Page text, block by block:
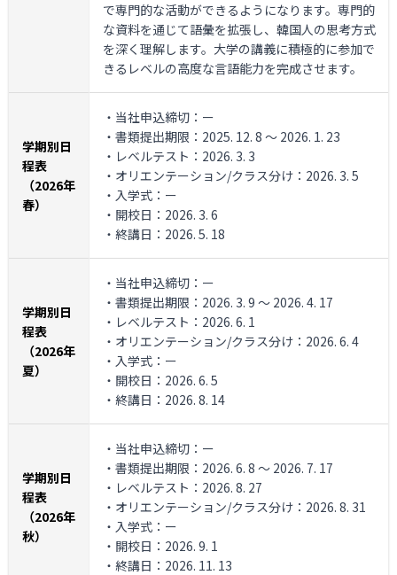
で専門的な活動ができるようになります。専門的
な資料を通じて語彙を拡張し、韓国人の思考方式
を深く理解します。大学の講義に積極的に参加で
きるレベルの高度な言語能力を完成させます。
学期別日
程表
（2026年
春）
・当社申込締切：ー
・書類提出期限：2025. 12. 8 ～ 2026. 1. 23
・レベルテスト：2026. 3. 3
・オリエンテーション/クラス分け：2026. 3. 5
・入学式：ー
・開校日：2026. 3. 6
・終講日：2026. 5. 18
学期別日
程表
（2026年
夏）
・当社申込締切：ー
・書類提出期限：2026. 3. 9 ～ 2026. 4. 17
・レベルテスト：2026. 6. 1
・オリエンテーション/クラス分け：2026. 6. 4
・入学式：ー
・開校日：2026. 6. 5
・終講日：2026. 8. 14
学期別日
程表
（2026年
秋）
・当社申込締切：ー
・書類提出期限：2026. 6. 8 ～ 2026. 7. 17
・レベルテスト：2026. 8. 27
・オリエンテーション/クラス分け：2026. 8. 31
・入学式：ー
・開校日：2026. 9. 1
・終講日：2026. 11. 13